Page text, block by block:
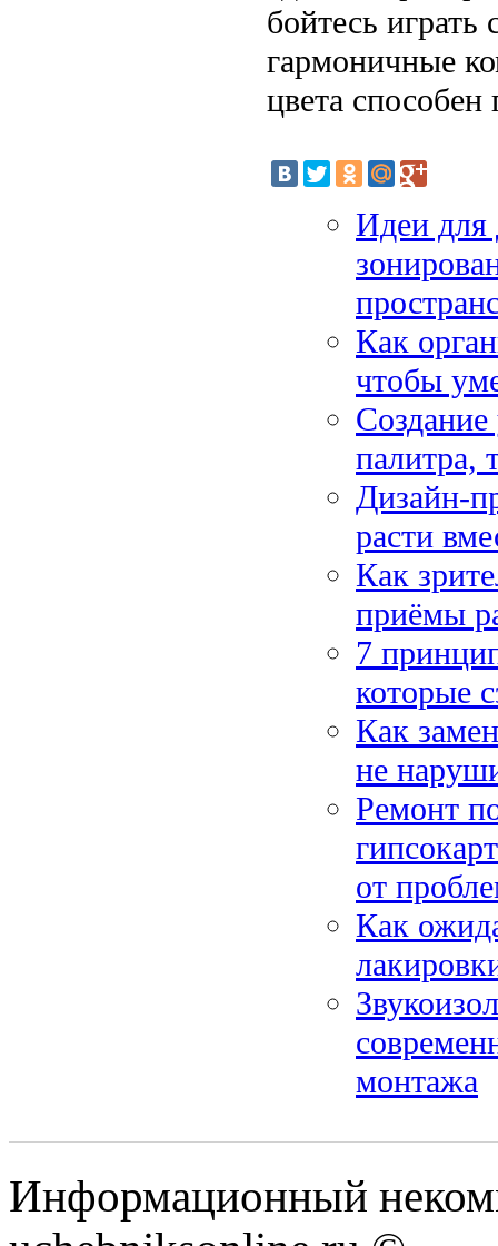
бойтесь
гармоничные
цвета
Идеи для
Как
чтобы
палитра,
Дизайн-
расти
Как
приёмы
7
которые
Как
не
Ремонт
от
Как
монтажа
Информационный